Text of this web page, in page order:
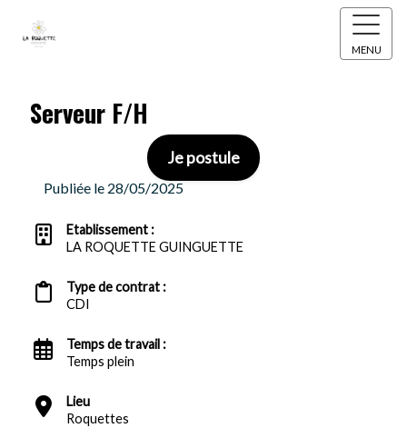
MENU
Serveur F/H
Je postule
Publiée le 28/05/2025
Etablissement :
LA ROQUETTE GUINGUETTE
Type de contrat :
CDI
Temps de travail :
Temps plein
Lieu
Roquettes